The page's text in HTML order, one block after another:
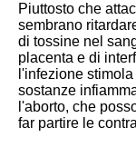
Piuttosto che
sembrano
di tossine nel
placenta e di
l'infezione
sostanze
l'aborto, che
far partire le